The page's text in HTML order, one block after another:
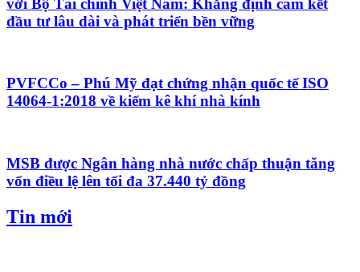
với Bộ Tài chính Việt Nam: Khẳng định cam kết
đầu tư lâu dài và phát triển bền vững
PVFCCo – Phú Mỹ đạt chứng nhận quốc tế ISO
14064-1:2018 về kiểm kê khí nhà kính
MSB được Ngân hàng nhà nước chấp thuận tăng
vốn điều lệ lên tối đa 37.440 tỷ đồng
Tin mới